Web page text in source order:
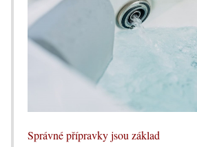
Správné přípravky jsou základ